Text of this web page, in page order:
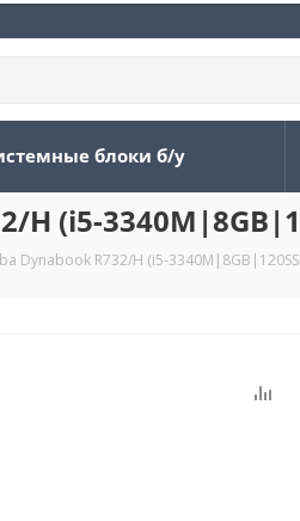
блоки б/у
H (i5-
Dynabook R732/H (i5-